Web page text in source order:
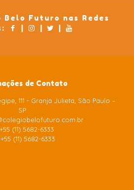
Belo Futuro nas Redes
de Contato
111 - Granja Julieta, São Paulo –
SP
+55 (11) 5682-6333
+55 (11) 5682-6333
Colégio Belo Futuro
Internacional